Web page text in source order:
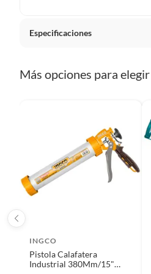
Especificaciones
Detalle de la garantía
Tipo de trabajo
Más opciones para elegir
INGCO
Pistola Calafatera
Industrial 380Mm/15"